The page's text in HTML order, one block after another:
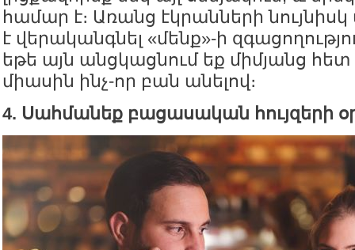
համար է։ Առանց էկրանների
է վերականգնել «մենք»-ի
եթե այն անցկացնում եք միմյանց
միասին ինչ-որ բան անելով։
4. Սահմանեք բացասական հույզերի